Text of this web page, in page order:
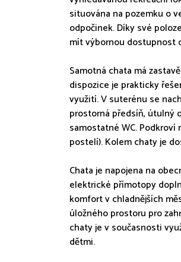
situována na pozemku o
odpočinek. Díky své
mít výbornou dostupnost
Samotná chata má
dispozice je prakticky
využití. V suterénu se
prostorná předsíň, útulný
samostatné WC.
postelí). Kolem chaty je
Chata je napojena na
elektrické přímotopy
komfort v chladnějších
úložného prostoru pro
chaty je v současnosti
dětmi.